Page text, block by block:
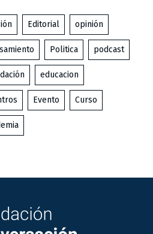
Editorial opinión
Politica podcast
educacion
Evento Curso